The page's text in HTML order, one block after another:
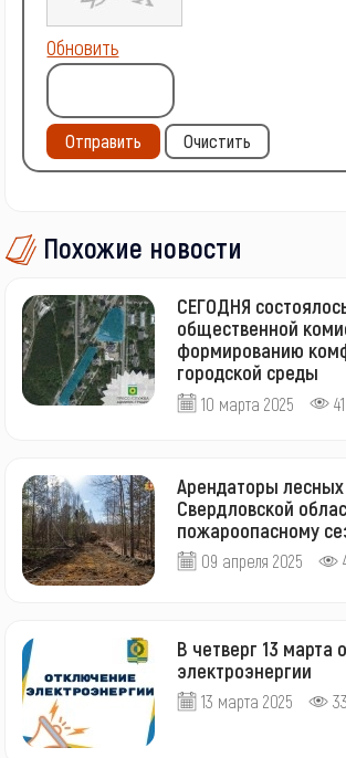
Обновить
Отправить Очистить
Похожие новости
СЕГОДНЯ
общественной
формированию
городской среды
10 марта 2025
Арендаторы лесных
Свердловской
пожароопасному
09 апреля 2025
В четверг 13 марта
электроэнергии
13 марта 2025